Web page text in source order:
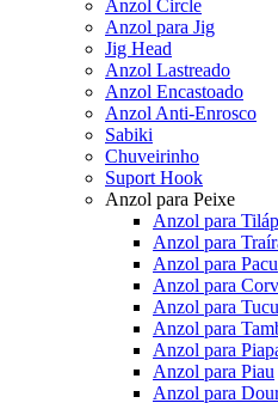
Anzol Circle
Anzol para Jig
Jig Head
Anzol Lastreado
Anzol Encastoado
Anzol Anti-Enrosco
Sabiki
Chuveirinho
Suport Hook
Anzol para Peixe
Anzol para
Anzol para
Anzol para Pacu
Anzol para
Anzol para
Anzol para
Anzol para
Anzol para Piau
Anzol para